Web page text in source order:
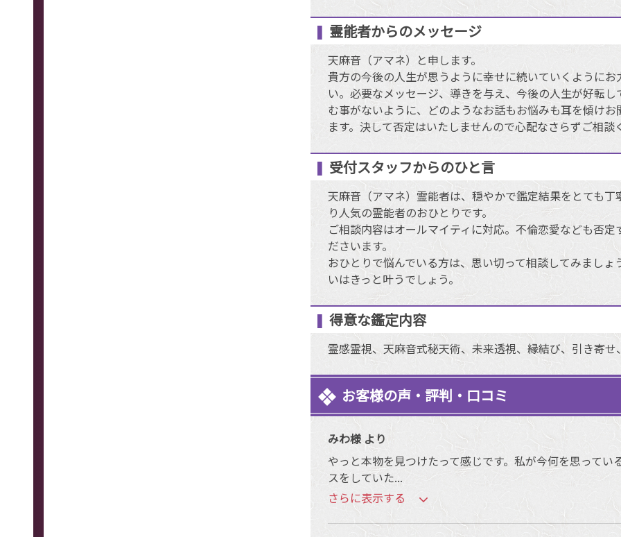
霊能者からのメッセージ
天麻音（アマネ）と申します。
貴方の今後の人生が思うように幸せに続いていくように
い。必要なメッセージ、導きを与え、今後の人生が好転
む事がないように、どのようなお話もお悩みも耳を傾け
ます。決して否定はいたしませんので心配なさらずご相
受付スタッフからのひと言
天麻音（アマネ）霊能者は、穏やかで鑑定結果をとても
り人気の霊能者のおひとりです。
ご相談内容はオールマイティに対応。不倫恋愛なども否
ださいます。
おひとりで悩んでいる方は、思い切って相談してみまし
いはきっと叶うでしょう。
得意な鑑定内容
霊感霊視、天麻音式秘天術、未来透視、縁結び、引き寄
お客様の声・評判・口コミ
みわ様 より
やっと本物を見つけたって感じです。私が今何を思って
スをしていた...
さらに表示する